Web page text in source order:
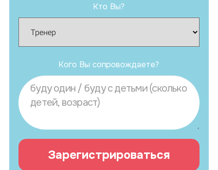
Кто Вы?
Кого Вы сопровождаете?
Зарегистрироваться